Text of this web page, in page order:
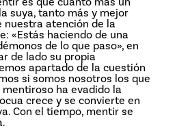
suya, tanto más y mejor
nuestra atención de la
«Estás haciendo de una
de lo que paso», en
de lado su propia
apartado de la cuestión
si somos nosotros los que
ha evadido la
crece y se convierte en
Con el tiempo, mentir se